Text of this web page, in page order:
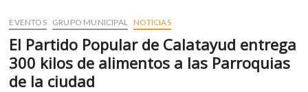
EVENTOS GRUPO MUNICIPAL NOTICIAS
El Partido Popular de Calatayud entrega
300 kilos de alimentos a las Parroquias
de la ciudad